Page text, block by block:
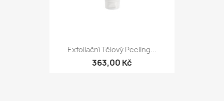
Exfoliační Tělový Peeling...
363,00 Kč